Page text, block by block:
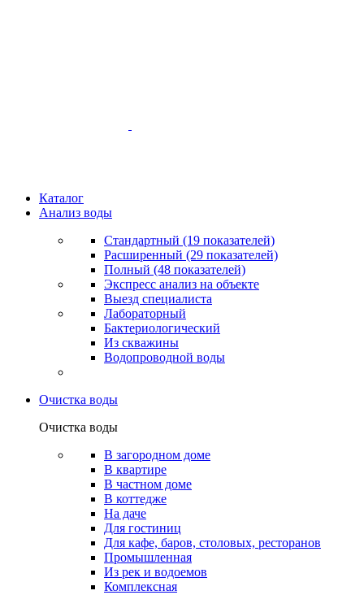
Каталог
Анализ воды
Стандартный (19 показателей)
Расширенный (29 показателей)
Полный (48 показателей)
Экспресс анализ на объекте
Выезд специалиста
Лабораторный
Бактериологический
Из скважины
Водопроводной воды
Очистка воды
Очистка воды
В загородном доме
В квартире
В частном доме
В коттедже
На даче
Для гостиниц
Для кафе, баров, столовых, ресторанов
Промышленная
Из рек и водоемов
Комплексная